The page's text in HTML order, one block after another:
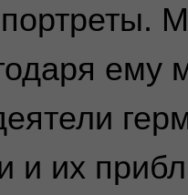
ему
и их